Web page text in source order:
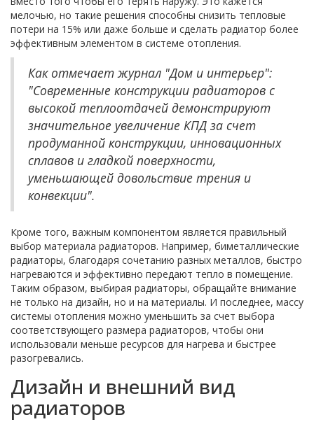
мелочью, но такие решения способны снизить тепловые
потери на 15% или даже больше и сделать радиатор более
эффективным элементом в системе отопления.
Как отмечает журнал "Дом и интерьер":
"Современные конструкции радиаторов с
высокой теплоотдачей демонстрируют
значительное увеличение КПД за счет
продуманной конструкции, инновационных
сплавов и гладкой поверхности,
уменьшающей довольствие трения и
конвекции".
Кроме того, важным компонентом является правильный
выбор материала радиаторов. Например, биметаллические
радиаторы, благодаря сочетанию разных металлов, быстро
нагреваются и эффективно передают тепло в помещение.
Таким образом, выбирая радиаторы, обращайте внимание
не только на дизайн, но и на материалы. И последнее, массу
системы отопления можно уменьшить за счет выбора
соответствующего размера радиаторов, чтобы они
использовали меньше ресурсов для нагрева и быстрее
разогревались.
Дизайн и внешний вид
радиаторов